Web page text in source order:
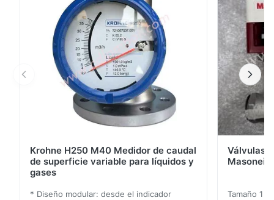
Krohne H250 M40 Medidor de caudal
de superficie variable para líquidos y
gases
* Diseño modular: desde el indicador
Válvulas
Tamaño 1